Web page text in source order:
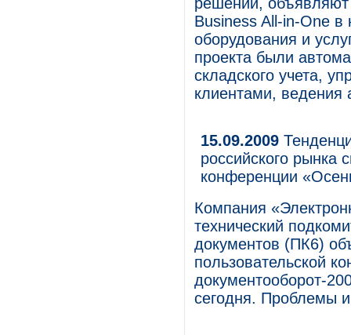
Business All-in-One в
оборудования и
проекта были
складского учета,
клиентами, ведения
15.09.2009
российского рынка
конференции
Компания
технический
документов (ПК6)
пользовательской
документооборот-
сегодня. Проблемы